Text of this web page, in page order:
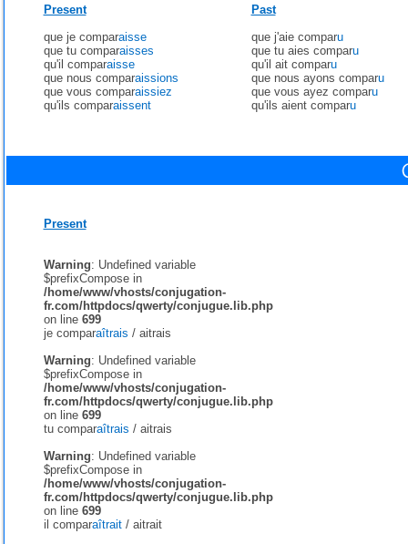
Present
que je comparaisse
que tu comparaisses
qu'il comparaisse
que nous comparaissions
que vous comparaissiez
qu'ils comparaissent
Past
que j'aie comparu
que tu aies comparu
qu'il ait comparu
que nous ayons comparu
que vous ayez comparu
qu'ils aient comparu
Present
Warning: Undefined variable
$prefixCompose in
/home/www/vhosts/conjugation-
fr.com/httpdocs/qwerty/conjugue.lib.php
on line 699
je comparaîtrais / aitrais
Warning: Undefined variable
$prefixCompose in
/home/www/vhosts/conjugation-
fr.com/httpdocs/qwerty/conjugue.lib.php
on line 699
tu comparaîtrais / aitrais
Warning: Undefined variable
$prefixCompose in
/home/www/vhosts/conjugation-
fr.com/httpdocs/qwerty/conjugue.lib.php
on line 699
il comparaîtrait/ aitrait